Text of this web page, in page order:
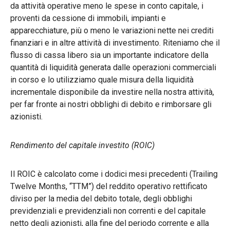
da attività operative meno le spese in conto capitale, i
proventi da cessione di immobili, impianti e
apparecchiature, più o meno le variazioni nette nei crediti
finanziari e in altre attività di investimento. Riteniamo che il
flusso di cassa libero sia un importante indicatore della
quantità di liquidità generata dalle operazioni commerciali
in corso e lo utilizziamo quale misura della liquidità
incrementale disponibile da investire nella nostra attività,
per far fronte ai nostri obblighi di debito e rimborsare gli
azionisti.
Rendimento del capitale investito (ROIC)
Il ROIC è calcolato come i dodici mesi precedenti (Trailing
Twelve Months, “TTM”) del reddito operativo rettificato
diviso per la media del debito totale, degli obblighi
previdenziali e previdenziali non correnti e del capitale
netto degli azionisti, alla fine del periodo corrente e alla